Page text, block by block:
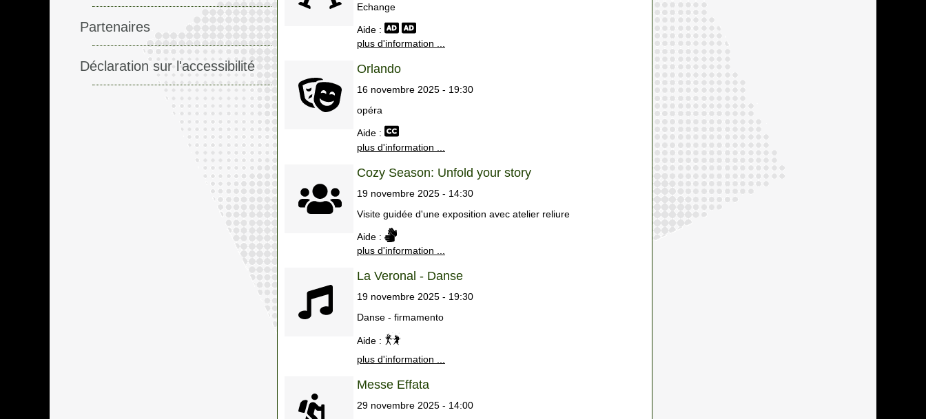
Partenaires
Déclaration sur l'accessibilité
Echange
Aide :
plus d'information ...
Orlando
16 novembre 2025 - 19:30
opéra
Aide :
plus d'information ...
Cozy Season: Unfold your story
19 novembre 2025 - 14:30
Visite guidée d'une exposition avec atelier reliure
Aide :
plus d'information ...
La Veronal - Danse
19 novembre 2025 - 19:30
Danse - firmamento
Aide :
plus d'information ...
Messe Effata
29 novembre 2025 - 14:00